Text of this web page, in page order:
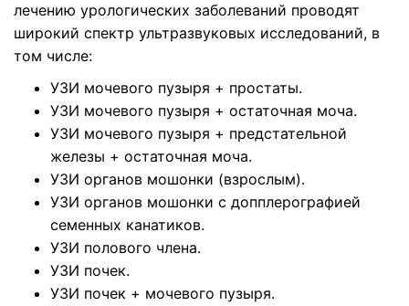
лечению урологических заболеваний проводят
широкий спектр ультразвуковых исследований, в
том числе:
УЗИ мочевого пузыря + простаты.
УЗИ мочевого пузыря + остаточная моча.
УЗИ мочевого пузыря + предстательной
железы + остаточная моча.
УЗИ органов мошонки (взрослым).
УЗИ органов мошонки с допплерографией
семенных канатиков.
УЗИ полового члена.
УЗИ почек.
УЗИ почек + мочевого пузыря.